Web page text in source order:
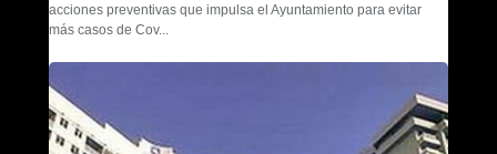
acciones preventivas que impulsa el Ayuntamiento para evitar
más casos de Cov...